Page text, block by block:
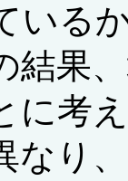
いる
結果
に考
なり